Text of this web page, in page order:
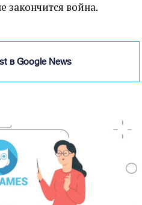
закончится война.
в Google News